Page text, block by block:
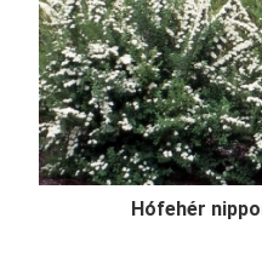
Hófehér